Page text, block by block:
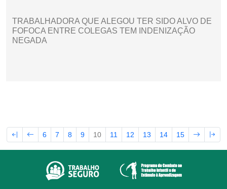
TRABALHADORA QUE ALEGOU TER SIDO ALVO DE
FOFOCA ENTRE COLEGAS TEM INDENIZAÇÃO
NEGADA
6 7 8 9 10 11 12 13 14 15